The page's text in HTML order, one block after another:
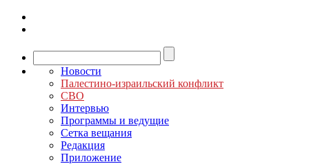
Новости
Палестино-израильский конфликт
СВО
Интервью
Программы и ведущие
Сетка вещания
Редакция
Приложение